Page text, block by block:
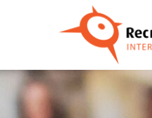
Passer au contenu principal